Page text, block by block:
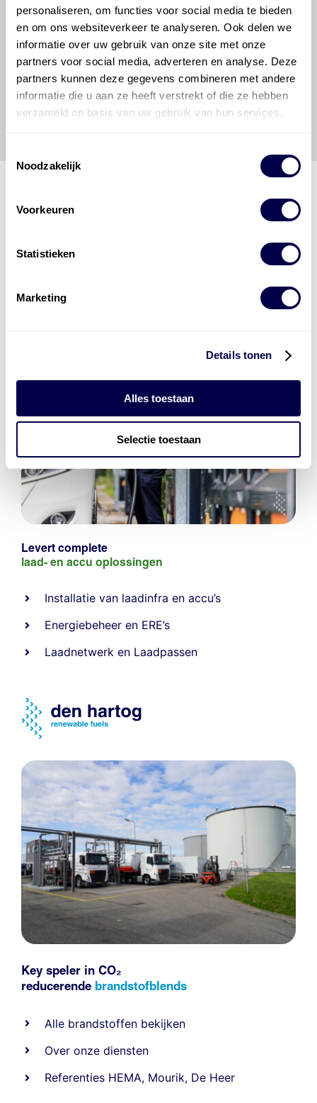
personaliseren, om functies voor social media te bieden
en om ons websiteverkeer te analyseren. Ook delen we
informatie over uw gebruik van onze site met onze
partners voor social media, adverteren en analyse. Deze
partners kunnen deze gegevens combineren met andere
informatie die u aan ze heeft verstrekt of die ze hebben
verzameld op basis van uw gebruik van hun services.
Noodzakelijk
Voorkeuren
Statistieken
Marketing
Details tonen
Alles toestaan
Selectie toestaan
raadplegen en te gebruiken erkent de gebruiker dat
hij/zij de ervaring, de kennis en het vermogen heeft
om de vereiste onderhoudswerkzaamheden op een
veilige en verantwoorde manier uit te voeren. Hij/zij
vrijwaart en indemniseert de uitgever en
Den Hartog
Energiesvoor enig verlies, letsel, claim en schade
veroorzaakt door een onjuiste interpretatie of een
onjuist gebruik van de gepubliceerde gegevens.
Levert complete
laad- en accu oplossingen
Installatie van laadinfra en accu’s
Energiebeheer en ERE’s
Laadnetwerk en Laadpassen
Key speler in CO₂
reducerende brandstofblends
Alle brandstoffen bekijken
Over onze diensten
Referenties HEMA, Mourik, De Heer